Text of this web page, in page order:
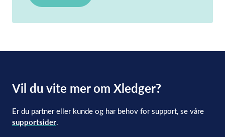
Vil du vite mer om Xledger?
Er du partner eller kunde og har behov for support, se våre
supportsider.